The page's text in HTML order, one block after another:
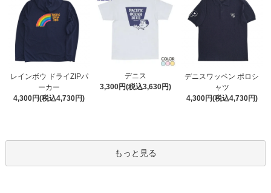
レインボウ ドライZIPパ
ーカー
4,300円(税込4,730円)
デニス
3,300円(税込3,630円)
デニスワッペン ポロシ
ャツ
4,300円(税込4,730円)
もっと見る